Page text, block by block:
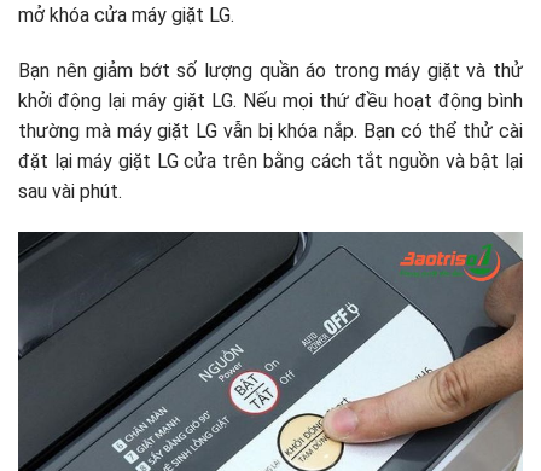
mở khóa cửa máy giặt LG.
Bạn nên giảm bớt số lượng quần áo trong máy giặt và thử
khởi động lại máy giặt LG. Nếu mọi thứ đều hoạt động bình
thường mà máy giặt LG vẫn bị khóa nắp. Bạn có thể thử cài
đặt lại máy giặt LG cửa trên bằng cách tắt nguồn và bật lại
sau vài phút.